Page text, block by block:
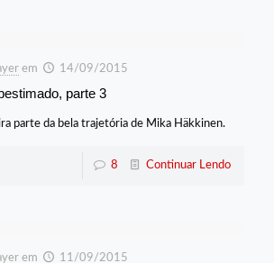
em 14/09/2015
parte 3
parte da bela trajetória de Mika Häkkinen.
8 Continuar Lendo
em 11/09/2015